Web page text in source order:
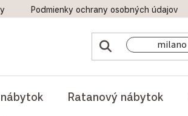
Podmienky ochrany osobných údajov
Ratanový nábytok